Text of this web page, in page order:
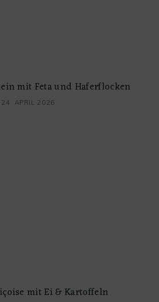
mit Feta und Haferflocken
24. APRIL 2026
mit Ei & Kartoffeln